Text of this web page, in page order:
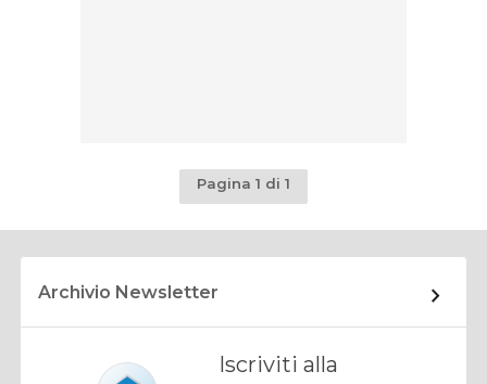
Pagina 1 di 1
Archivio Newsletter
Iscriviti alla